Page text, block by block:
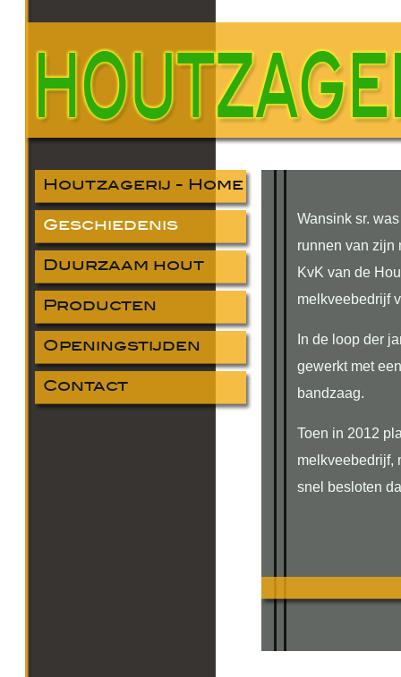
Houtzagerij - Home
Geschiedenis
Duurzaam hout
Producten
Openingstijden
Contact
Wansink sr.
runnen van zijn
KvK van de
melkveebedrijf
In de loop der
gewerkt met
bandzaag.
Toen in 2012
melkveebedrijf,
snel besloten